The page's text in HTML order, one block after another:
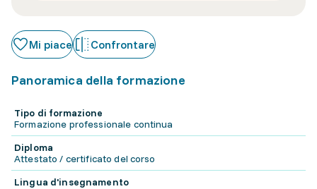
Mi piace Confrontare
Panoramica della formazione
Tipo di formazione
Formazione professionale continua
Diploma
Attestato / certificato del corso
Lingua d'insegnamento